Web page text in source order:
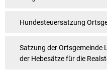
Hundesteuersatzung
Satzung der Ortsgemeinde
der Hebesätze für die